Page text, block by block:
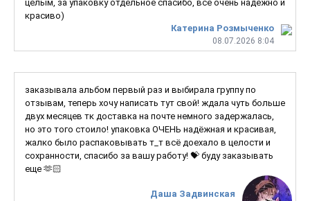
Катерина Розмыченко
08.07.2026 8:04
целым, за упаковку отдельное спасибо, все очень надежно и
красиво)
Даша Задвинская
заказывала альбом первый раз и выбирала группу по
отзывам, теперь хочу написать тут свой! ждала чуть больше
двух месяцев тк доставка на почте немного задержалась,
но это того стоило! упаковка ОЧЕНЬ надёжная и красивая,
жалко было распаковывать т_т всё доехало в целости и
сохранности, спасибо за вашу работу! 💝 буду заказывать
еще 🫶🏻